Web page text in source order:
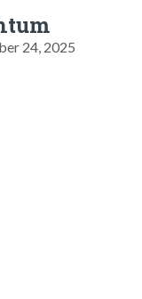
24, 2025